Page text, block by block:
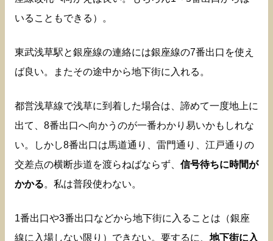
いることもできる）。
東武浅草駅と銀座線の連絡には銀座線の7番出口を使え
ば良い。またその途中から地下街に入れる。
都営浅草線で浅草に到着した場合は、諦めて一度地上に
出て、8番出口へ向かうのが一番わかり易いかもしれな
い。しかし8番出口は馬道通り、雷門通り、江戸通りの
交差点の横断歩道を渡らねばならず、 信号待ちに時間が
かかる。私は普段使わない。
1番出口や3番出口などから地下街に入ることは（銀座
線に入場しない限り）できない。要するに、 地下街に入